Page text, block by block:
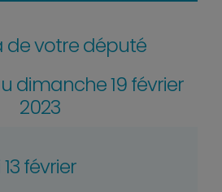
de votre député
dimanche 19 février
2023
février